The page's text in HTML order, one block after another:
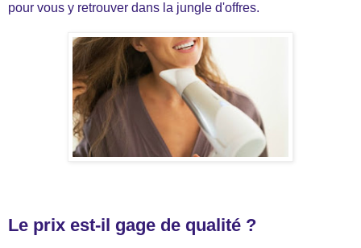
pour vous y retrouver dans la jungle d'offres.
Le prix est-il gage de qualité ?